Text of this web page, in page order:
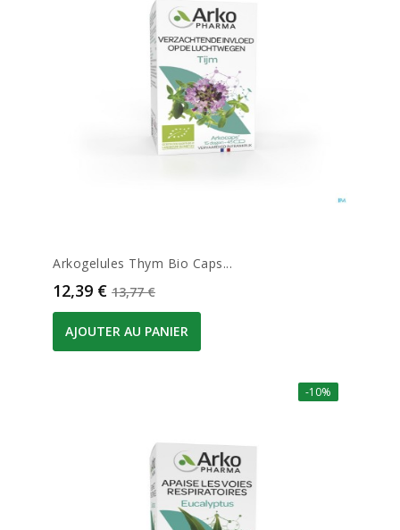
Arkogelules Thym Bio Caps...
Prix
12,39 € Prix de base
13,77 €
AJOUTER AU PANIER
-10%